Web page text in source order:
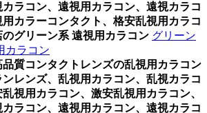
ラコン、遠視用カラコン、遠視カラコ
用カラーコンタクト、格安乱視用カラコ
のグリーン系 遠視用カラコン グリーン
カラコン
品質コンタクトレンズの乱視用カラコン
レンズ、乱視用カラコン、乱視カラコ
乱視用カラコン、激安乱視用カラコン、
ラコン、遠視用カラコン、遠視カラコ